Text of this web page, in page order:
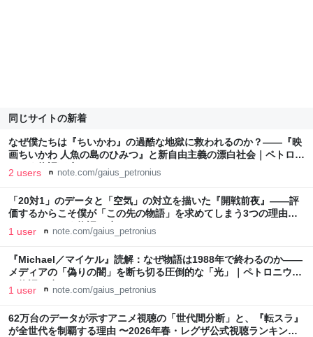
同じサイトの新着
なぜ僕たちは『ちいかわ』の過酷な地獄に救われるのか？――『映
画ちいかわ 人魚の島のひみつ』と新自由主義の漂白社会｜ペトロニ
ウス｜物語三昧
2 users note.com/gaius_petronius
「20対1」のデータと「空気」の対立を描いた『開戦前夜』——評
価するからこそ僕が「この先の物語」を求めてしまう3つの理由｜
ペトロニウス｜物語三昧
1 user note.com/gaius_petronius
『Michael／マイケル』読解：なぜ物語は1988年で終わるのか――
メディアの「偽りの闇」を断ち切る圧倒的な「光」｜ペトロニウス
｜物語三昧
1 user note.com/gaius_petronius
62万台のデータが示すアニメ視聴の「世代間分断」と、『転スラ』
が全世代を制覇する理由 〜2026年春・レグザ公式視聴ランキング